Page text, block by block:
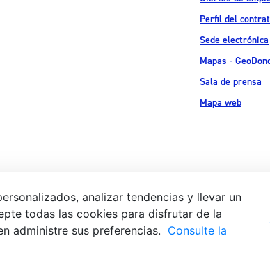
Perfil del
Sede electrónica
Mapas -
Sala de prensa
Mapa web
Aviso legal
analizar tendencias y llevar un
todas las cookies para disfrutar de la
administre sus preferencias. Consulte la